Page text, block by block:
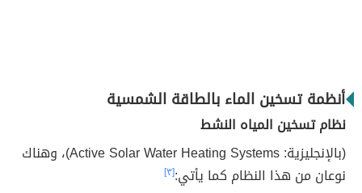
أنظمة تسخين الماء بالطاقة الشمسية
نظام تسخين المياه النشط
(بالإنجليزية: Active Solar Water Heating Systems)، وهناك
نوعان من هذا النظام كما يأتي:[٣]